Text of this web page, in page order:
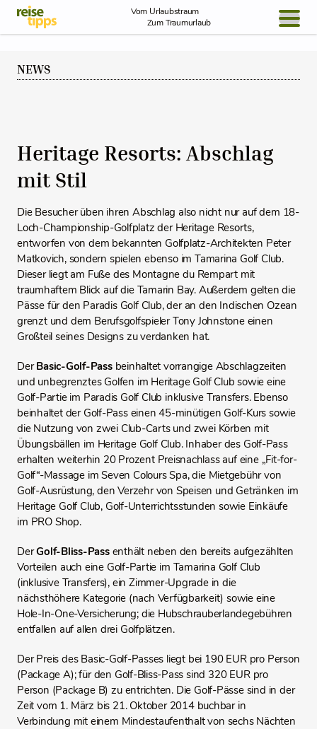
Skip to Content
Vom Urlaubstraum
Zum Traumurlaub
NEWS
Heritage Resorts: Abschlag
mit Stil
Die Besucher üben ihren Abschlag also nicht nur auf dem 18-
Loch-Championship-Golfplatz der Heritage Resorts,
entworfen von dem bekannten Golfplatz-Architekten Peter
Matkovich, sondern spielen ebenso im Tamarina Golf Club.
Dieser liegt am Fuße des Montagne du Rempart mit
traumhaftem Blick auf die Tamarin Bay. Außerdem gelten die
Pässe für den Paradis Golf Club, der an den Indischen Ozean
grenzt und dem Berufsgolfspieler Tony Johnstone einen
Großteil seines Designs zu verdanken hat.
DerBasic-Golf-Pass beinhaltet vorrangige Abschlagzeiten
und unbegrenztes Golfen im Heritage Golf Club sowie eine
Golf-Partie im Paradis Golf Club inklusive Transfers. Ebenso
beinhaltet der Golf-Pass einen 45-minütigen Golf-Kurs sowie
die Nutzung von zwei Club-Carts und zwei Körben mit
Übungsbällen im Heritage Golf Club. Inhaber des Golf-Pass
erhalten weiterhin 20 Prozent Preisnachlass auf eine „Fit-for-
Golf“-Massage im Seven Colours Spa, die Mietgebühr von
Golf-Ausrüstung, den Verzehr von Speisen und Getränken im
Heritage Golf Club, Golf-Unterrichtsstunden sowie Einkäufe
im PRO Shop.
DerGolf-Bliss-Passenthält neben den bereits aufgezählten
Vorteilen auch eine Golf-Partie im Tamarina Golf Club
(inklusive Transfers), ein Zimmer-Upgrade in die
nächsthöhere Kategorie (nach Verfügbarkeit) sowie eine
Hole-In-One-Versicherung; die Hubschrauberlandegebühren
entfallen auf allen drei Golfplätzen.
Der Preis des Basic-Golf-Passes liegt bei 190 EUR pro Person
(Package A); für den Golf-Bliss-Pass sind 320 EUR pro
Person (Package B) zu entrichten. Die Golf-Pässe sind in der
Zeit vom 1. März bis 21. Oktober 2014 buchbar in
Verbindung mit einem Mindestaufenthalt von sechs Nächten